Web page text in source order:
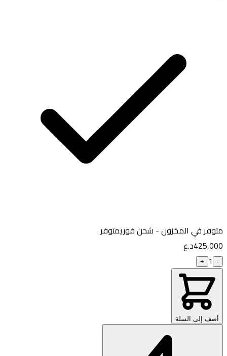
في المخزون - شحن فوريمتوفر
د.ع
1
+
إلى السلة